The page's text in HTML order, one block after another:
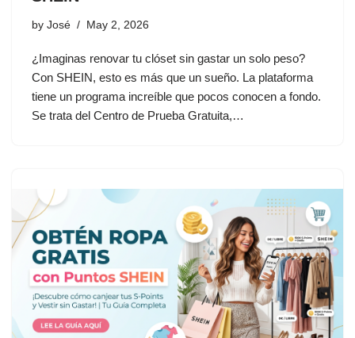
by José May 2, 2026
¿Imaginas renovar tu clóset sin gastar un solo peso?
Con SHEIN, esto es más que un sueño. La plataforma
tiene un programa increíble que pocos conocen a fondo.
Se trata del Centro de Prueba Gratuita,…